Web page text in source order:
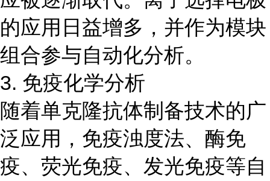
的应用日益增多，并作为模块
组合参与自动化分析。
3. 免疫化学分析
随着单克隆抗体制备技术的广
泛应用，免疫浊度法、酶免
疫、荧光免疫、发光免疫等自